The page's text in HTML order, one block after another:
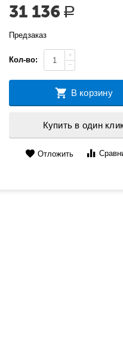
31 136 Р
Предзаказ
Кол-во:
+
−
В корзину
Купить в один
Отложить